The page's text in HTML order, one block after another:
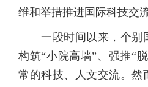
维和举措推进国际科技交流
一段时间以来，个别
构筑“小院高墙”、强推“
常的科技、人文交流。然